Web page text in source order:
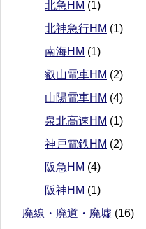
北急HM (1)
北神急行HM (1)
南海HM (1)
叡山電車HM (2)
山陽電車HM (4)
泉北高速HM (1)
神戸電鉄HM (2)
阪急HM (4)
阪神HM (1)
廃線・廃道・廃墟 (16)